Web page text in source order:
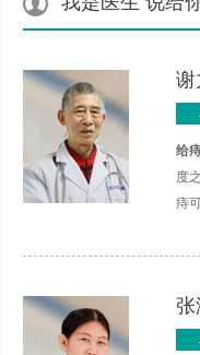
谢
给
度
痔
张